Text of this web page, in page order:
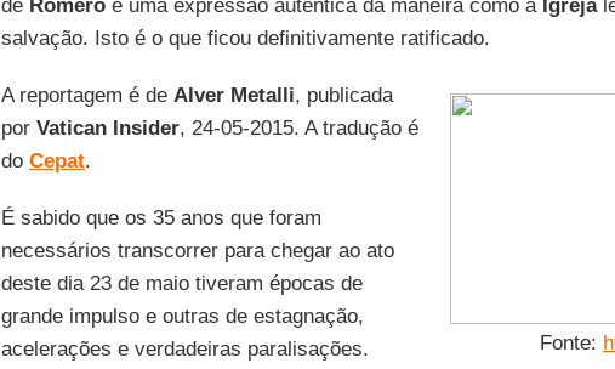
de Romeroé uma expressão autêntica da maneira como a Igreja
salvação. Isto é o que ficou definitivamente ratificado.
Fonte:
A reportagem é de Alver Metalli, publicada
por Vatican Insider, 24-05-2015. A tradução é
do Cepat.
É sabido que os 35 anos que foram
necessários transcorrer para chegar ao ato
deste dia 23 de maio tiveram épocas de
grande impulso e outras de estagnação,
acelerações e verdadeiras paralisações.